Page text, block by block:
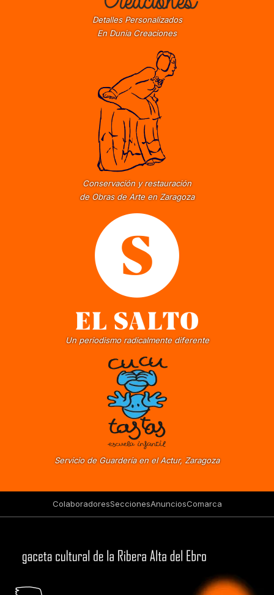
Detalles Personalizados
En Dunia Creaciones
Conservación y restauración
de Obras de Arte en Zaragoza
Un periodismo radicalmente diferente
Servicio de Guardería en el Actur, Zaragoza
ColaboradoresSeccionesAnunciosComarca